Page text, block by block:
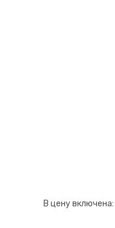
В цену включена: